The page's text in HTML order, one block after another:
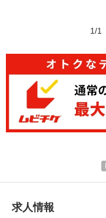
1/1
求人情報